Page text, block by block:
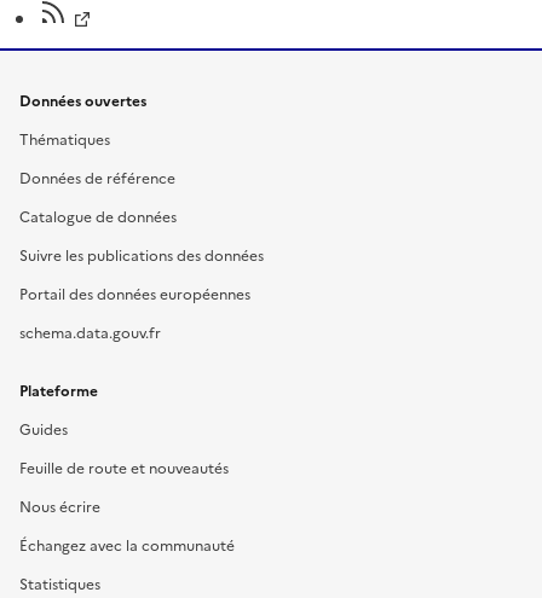
Données ouvertes
Thématiques
Données de référence
Catalogue de données
Suivre les publications des données
Portail des données européennes
schema.data.gouv.fr
Plateforme
Guides
Feuille de route et nouveautés
Nous écrire
Échangez avec la communauté
Statistiques